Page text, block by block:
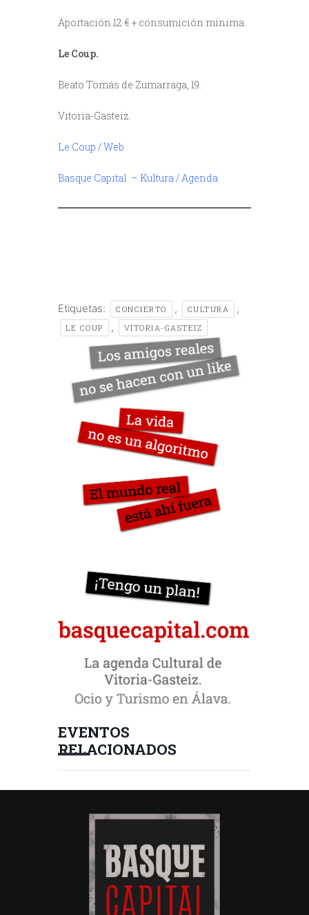
Aportación 12 € + consumición mínima.
Le Coup.
Beato Tomás de Zumarraga, 19.
Vitoria-Gasteiz.
Le Coup / Web
Basque Capital – Kultura / Agenda
Etiquetas: CONCIERTO , CULTURA ,
LE COUP , VITORIA-GASTEIZ
EVENTOS
RELACIONADOS